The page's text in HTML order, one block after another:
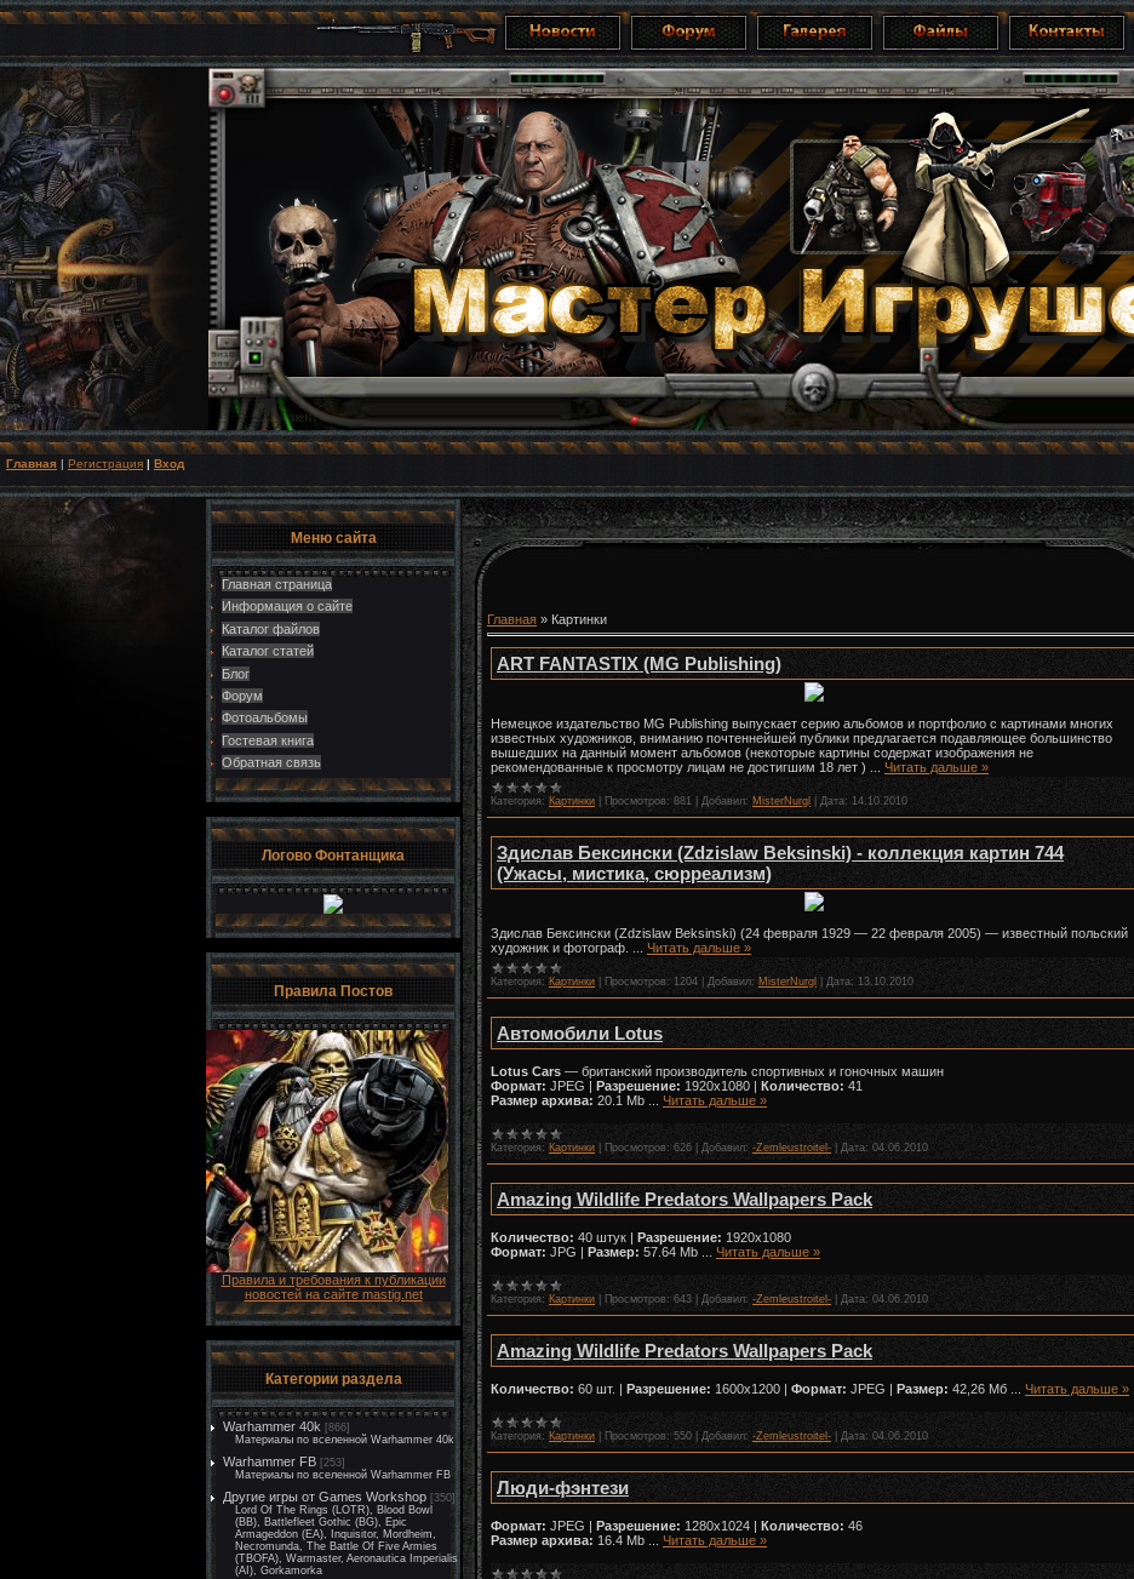
Главная | Регистрация | Вход
Меню сайта
Главная страница
Информация о сайте
Каталог файлов
Каталог статей
Блог
Форум
Фотоальбомы
Гостевая книга
Обратная связь
Логово Фонтанщика
Правила Постов
Правила и требования к публикации
новостей на сайте mastig.net
Категории раздела
Warhammer 40k [866]
Материалы по вселенной Warhammer 40k
Warhammer FB [253]
Материалы по вселенной Warhammer FB
Другие игры от Games Workshop [350]
Lord Of The Rings (LOTR), Blood Bowl
(BB), Battlefleet Gothic (BG), Epic
Armageddon (EA), Inquisitor, Mordheim,
Necromunda, The Battle Of Five Armies
(TBOFA), Warmaster, Aeronautica Imperialis
(AI), Gorkamorka
Главная » Картинки
ART FANTASTIX (MG Publishing)
Немецкое издательство MG Publishing выпускает серию альбомов и портфолио с картинами многих
известных художников, вниманию почтеннейшей публики предлагается подавляющее большинство
вышедших на данный момент альбомов (некоторые картины содержат изображения не
рекомендованные к просмотру лицам не достигшим 18 лет )
Читать дальше »
Категория: Картинки Просмотров: 881 Добавил: MisterNurgl Дата: 14.10.2010
Здислав Бексински (Zdzislaw Beksinski) - коллекция картин 744
(Ужасы, мистика, сюрреализм)
Здислав Бексински (Zdzislaw Beksinski) (24 февраля 1929 — 22 февраля 2005) — известный польский
художник и фотограф.
Читать дальше »
Категория: Картинки Просмотров: 1204 Добавил: MisterNurgl Дата: 13.10.2010
Автомобили Lotus
Lotus Cars — британский производитель спортивных и гоночных машин
Формат: JPEG | Разрешение: 1920x1080 | Количество: 41
Размер архива: 20.1 Mb Читать дальше »
Категория: Картинки Просмотров: 626 Добавил: -Zemleustroitel- Дата: 04.06.2010
Amazing Wildlife Predators Wallpapers Pack
Количество: 40 штук | Разрешение: 1920х1080
Формат: JPG | Размер: 57.64 Mb Читать дальше »
Категория: Картинки Просмотров: 643 Добавил: -Zemleustroitel- Дата: 04.06.2010
Amazing Wildlife Predators Wallpapers Pack
Количество: 60 шт. | Разрешение: 1600x1200 | Формат: JPEG | Размер: 42,26 Мб Читать дальше »
Категория: Картинки Просмотров: 550 Добавил: -Zemleustroitel- Дата: 04.06.2010
Люди-фэнтези
Формат: JPEG | Разрешение: 1280x1024 | Количество: 46
Размер архива: 16.4 Mb Читать дальше »